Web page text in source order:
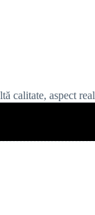
calitate, aspect